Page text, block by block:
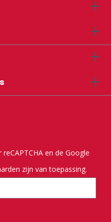
en de Google
zijn van toepassing.